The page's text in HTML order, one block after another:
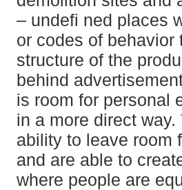
– undefi ned places
or codes of behavior
structure of the
behind
is room for personal
in a more direct
ability to leave room
and are able to
where people are